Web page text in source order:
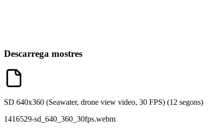
Descarrega mostres
SD 640x360 (Seawater, drone view video, 30 FPS) (12 segons)
1416529-sd_640_360_30fps.webm